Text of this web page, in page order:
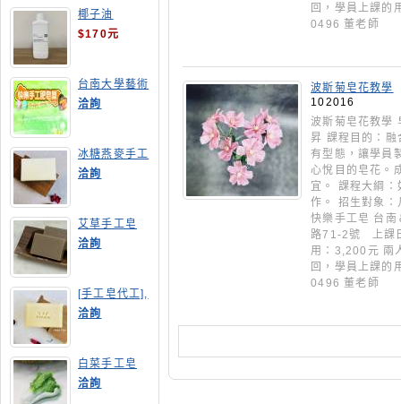
椰子油
$170元
台南大學藝術
手工皂師資培
訓班
洽詢
冰糖燕麥手工
皂
洽詢
艾草手工皂
洽詢
[手工皂代工],
膠原蛋白手工
皂
洽詢
白菜手工皂
洽詢
回，學員上課的
0496 董老師
波斯菊皂花教學
102016
波斯菊皂花教學
昇 課程目的：融
有型態，讓學員
心悅目的皂花。
宜。 課程大綱
作。 招生對象：
快樂手工皂 台
路71-2號 上課
用：3,200元 兩
回，學員上課的
0496 董老師